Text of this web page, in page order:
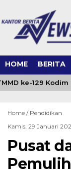
HOME BERITA
ke-129 Kodim
Home / Pendidikan
Kamis, 29 Januari
Pusat